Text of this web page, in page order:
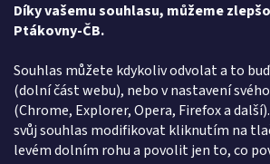
Díky vašemu souhlasu, můžeme
Ptákovny-ČB.
Souhlas můžete kdykoliv odvolat a to
(dolní část webu), nebo v nastavení
(Chrome, Explorer, Opera, Firefox a
svůj souhlas modifikovat kliknutím na
levém dolním rohu a povolit jen to, co
Způsob ověřování